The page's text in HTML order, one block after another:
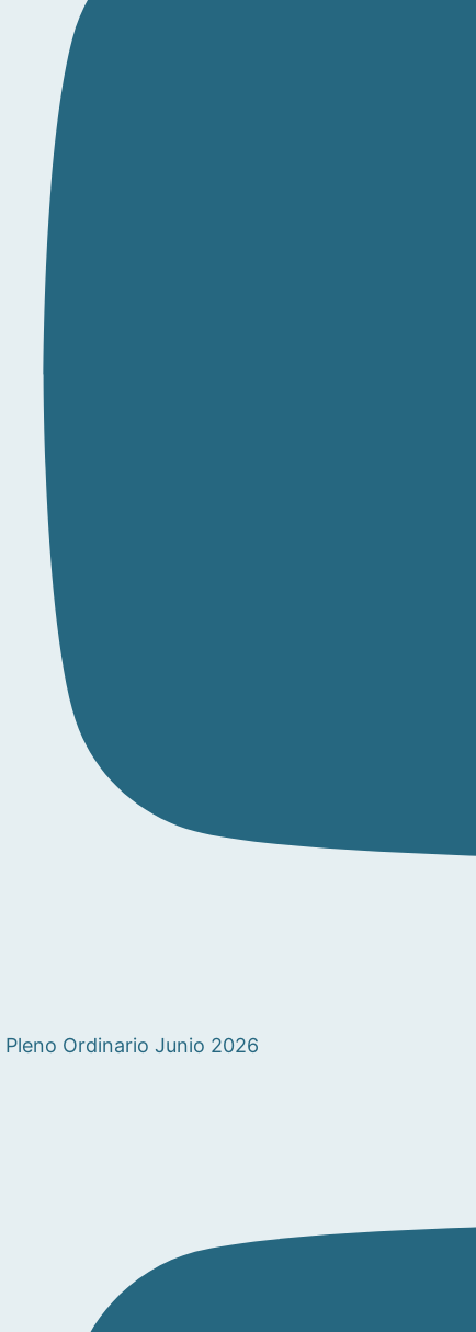
Pleno Ordinario Junio 2026